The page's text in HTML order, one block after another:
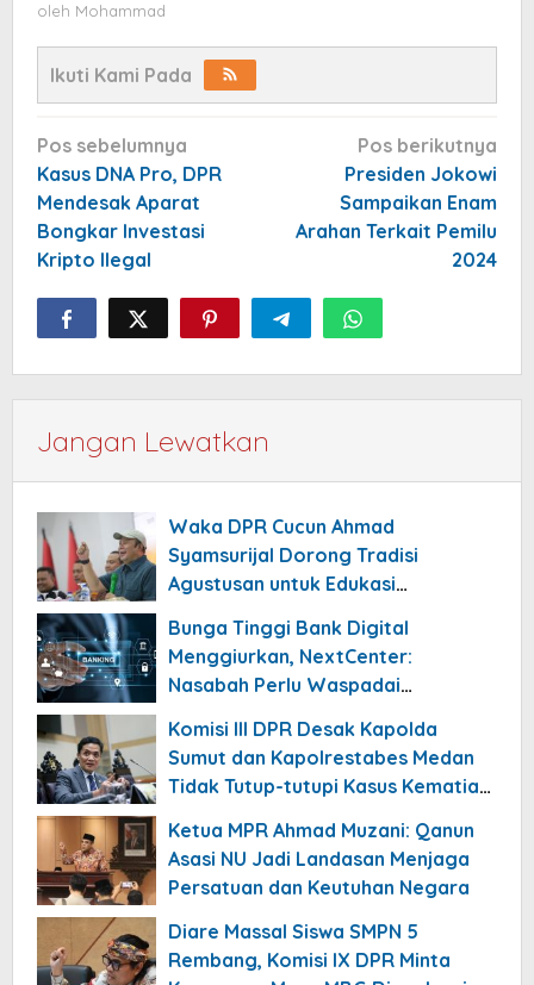
oleh Mohammad
Ikuti Kami Pada
Navigasi
pos
Pos sebelumnya
Kasus DNA Pro, DPR
Mendesak Aparat
Bongkar Investasi
Kripto Ilegal
Pos berikutnya
Presiden Jokowi
Sampaikan Enam
Arahan Terkait Pemilu
2024
Jangan Lewatkan
Waka DPR Cucun Ahmad
Syamsurijal Dorong Tradisi
Agustusan untuk Edukasi
Bunga Tinggi Bank Digital
Menggiurkan, NextCenter:
Nasabah Perlu Waspadai
Komisi III DPR Desak Kapolda
Sumut dan Kapolrestabes Medan
Tidak Tutup-tutupi Kasus Kematian
Ketua MPR Ahmad Muzani: Qanun
Asasi NU Jadi Landasan Menjaga
Persatuan dan Keutuhan Negara
Diare Massal Siswa SMPN 5
Rembang, Komisi IX DPR Minta